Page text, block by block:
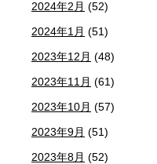
2024年2月 (52)
2024年1月 (51)
2023年12月 (48)
2023年11月 (61)
2023年10月 (57)
2023年9月 (51)
2023年8月 (52)